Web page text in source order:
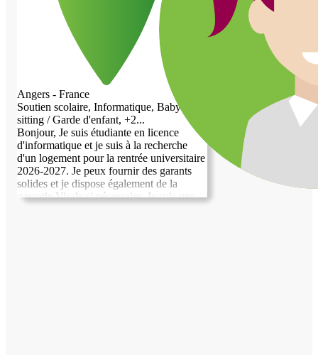
Angers - France
Soutien scolaire, Informatique, Baby-
sitting / Garde d'enfant, +2...
Bonjour, Je suis étudiante en licence
d'informatique et je suis à la recherche
d'un logement pour la rentrée universitaire
2026-2027. Je peux fournir des garants
solides et je dispose également de la
garantie Visale si nécessaire. Je suis une